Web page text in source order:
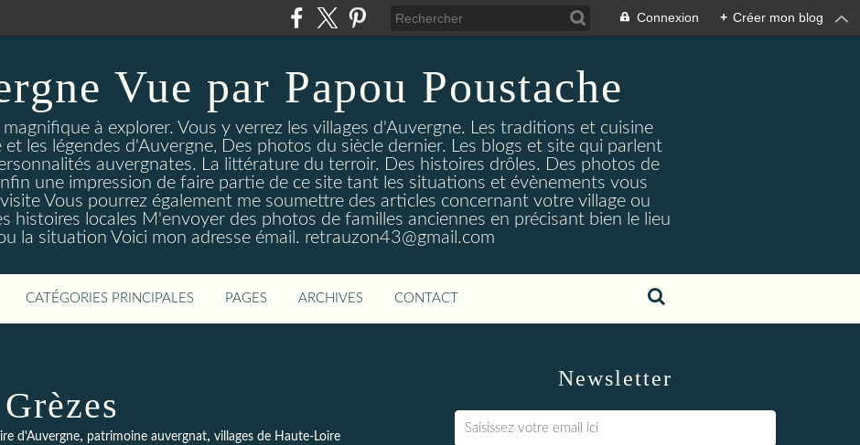
Connexion + Créer mon blog
Vue par Papou Poustache
à explorer. Vous y verrez les villages d'Auvergne. Les traditions et cuisine
les légendes d'Auvergne, Des photos du siècle dernier. Les blogs et site qui parlent
auvergnates. La littérature du terroir. Des histoires drôles. Des photos de
une impression de faire partie de ce site tant les situations et évènements vous
Vous pourrez également me soumettre des articles concernant votre village ou
histoires locales M'envoyer des photos de familles anciennes en précisant bien le lieu
la situation Voici mon adresse émail. retrauzon43@gmail.com
CATÉGORIES PRINCIPALES PAGES ARCHIVES CONTACT
Grèzes
d'Auvergne, patrimoine auvergnat, villages de Haute-Loire
Newsletter